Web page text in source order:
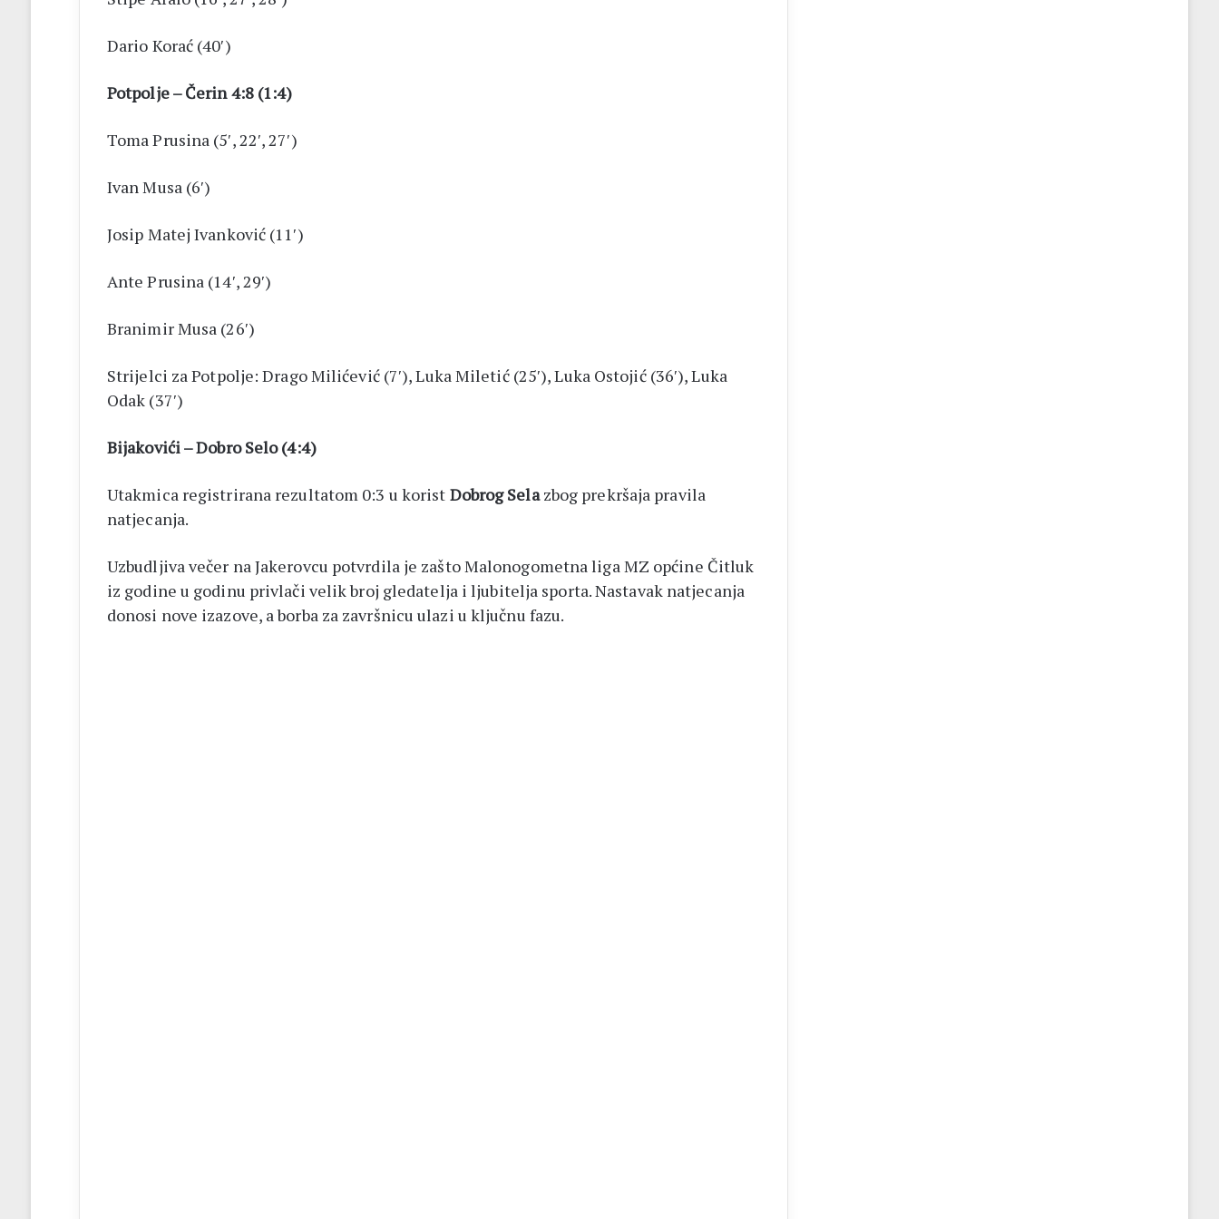
Dario Korać (40′)
Potpolje – Čerin 4:8 (1:4)
Toma Prusina (5′, 22′, 27′)
Ivan Musa (6′)
Josip Matej Ivanković (11′)
Ante Prusina (14′, 29′)
Branimir Musa (26′)
Strijelci za Potpolje: Drago Milićević (7′), Luka Miletić (25′), Luka Ostojić (36′), Luka
Odak (37′)
Bijakovići – Dobro Selo (4:4)
Utakmica registrirana rezultatom 0:3 u korist Dobrog Selazbog prekršaja pravila
natjecanja.
Uzbudljiva večer na Jakerovcu potvrdila je zašto Malonogometna liga MZ općine Čitluk
iz godine u godinu privlači velik broj gledatelja i ljubitelja sporta. Nastavak natjecanja
donosi nove izazove, a borba za završnicu ulazi u ključnu fazu.